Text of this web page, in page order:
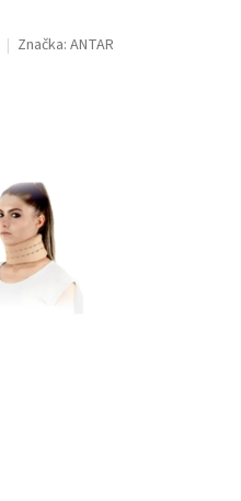
Značka: ANTAR